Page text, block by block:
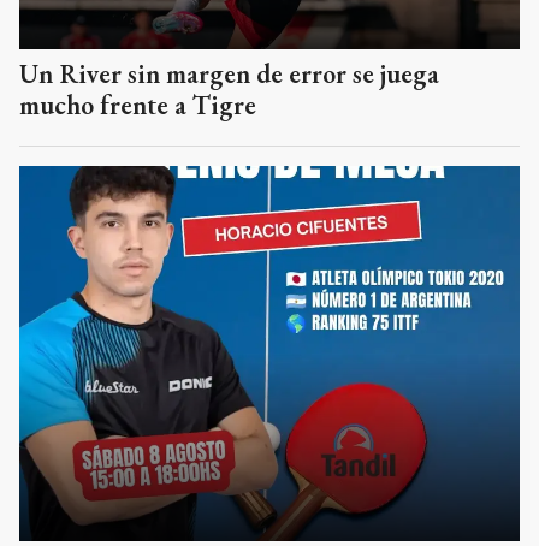
Un River sin margen de error se juega
mucho frente a Tigre